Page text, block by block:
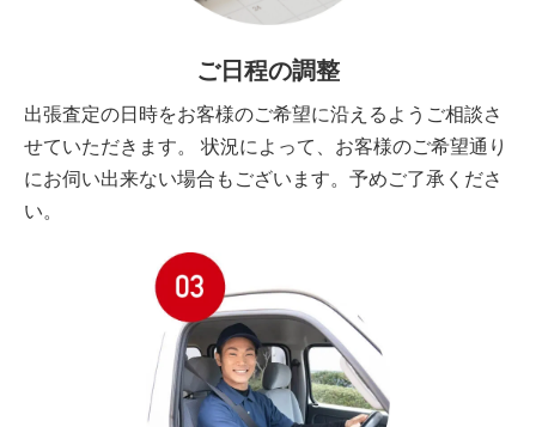
ご日程の調整
出張査定の日時をお客様のご希望に沿えるようご相談さ
せていただきます。 状況によって、お客様のご希望通り
にお伺い出来ない場合もございます。予めご了承くださ
い。